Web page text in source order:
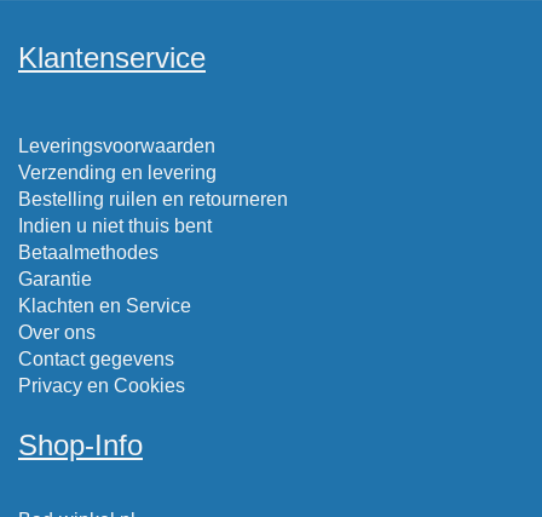
Klantenservice
Leveringsvoorwaarden
Verzending en levering
Bestelling ruilen en retourneren
Indien u niet thuis bent
Betaalmethodes
Garantie
Klachten en Service
Over ons
Contact gegevens
Privacy en Cookies
Shop-Info